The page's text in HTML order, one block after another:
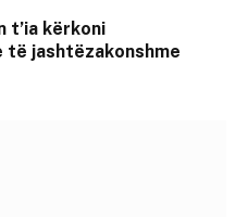
t’ia kërkoni
jashtëzakonshme